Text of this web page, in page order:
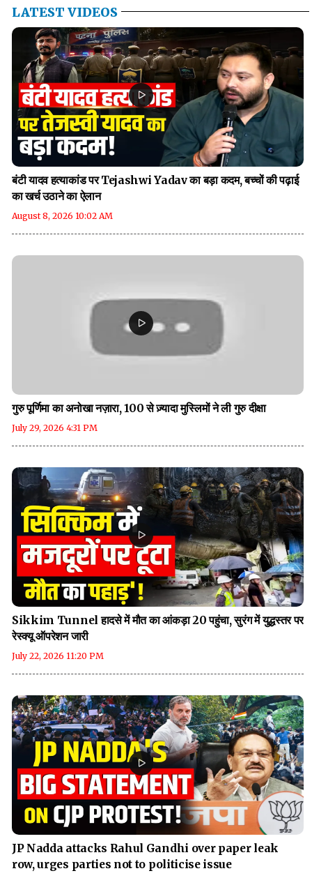
LATEST VIDEOS
बंटी यादव हत्याकांड पर Tejashwi Yadav का बड़ा कदम, बच्चों की पढ़ाई
का खर्च उठाने का ऐलान
August 8, 2026 10:02 AM
गुरु पूर्णिमा का अनोखा नज़ारा, 100 से ज़्यादा मुस्लिमों ने ली गुरु दीक्षा
July 29, 2026 4:31 PM
Sikkim Tunnel हादसे में मौत का आंकड़ा 20 पहुंचा, सुरंग में युद्धस्तर पर
रेस्क्यू ऑपरेशन जारी
July 22, 2026 11:20 PM
JP Nadda attacks Rahul Gandhi over paper leak
row, urges parties not to politicise issue